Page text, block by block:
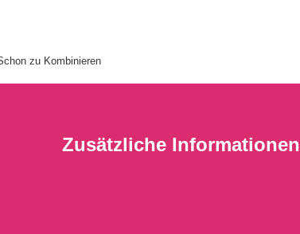
zu Kombinieren
Zusätzliche Informationen